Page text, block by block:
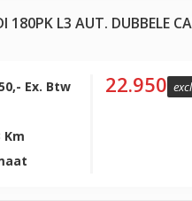
180PK L3 AUT. DUBBELE
Ex. Btw
Km
22.950